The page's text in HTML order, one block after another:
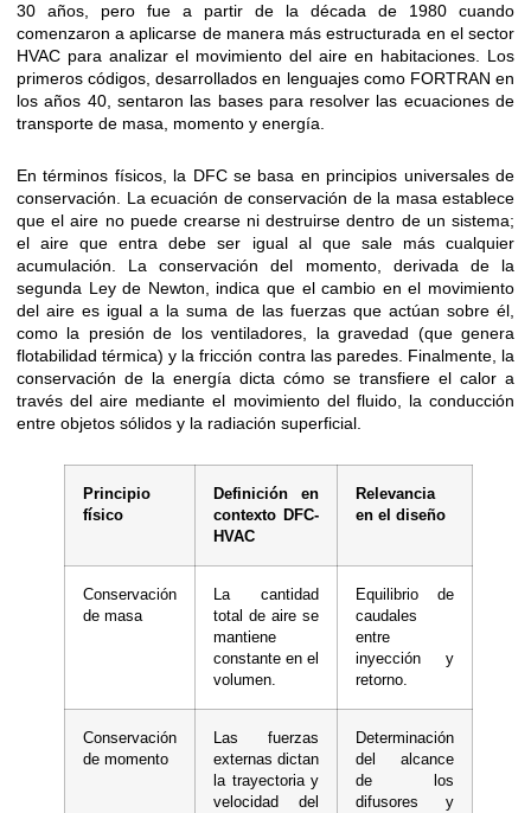
30 años, pero fue a partir de la década de 1980 cuando
comenzaron a aplicarse de manera más estructurada en el sector
HVAC para analizar el movimiento del aire en habitaciones. Los
primeros códigos, desarrollados en lenguajes como FORTRAN en
los años 40, sentaron las bases para resolver las ecuaciones de
transporte de masa, momento y energía.
En términos físicos, la DFC se basa en principios universales de
conservación. La ecuación de conservación de la masa establece
que el aire no puede crearse ni destruirse dentro de un sistema;
el aire que entra debe ser igual al que sale más cualquier
acumulación. La conservación del momento, derivada de la
segunda Ley de Newton, indica que el cambio en el movimiento
del aire es igual a la suma de las fuerzas que actúan sobre él,
como la presión de los ventiladores, la gravedad (que genera
flotabilidad térmica) y la fricción contra las paredes. Finalmente, la
conservación de la energía dicta cómo se transfiere el calor a
través del aire mediante el movimiento del fluido, la conducción
entre objetos sólidos y la radiación superficial.
Principio
físico
Definición en
contexto DFC-
HVAC
Relevancia
en el diseño
Conservación
de masa
La cantidad
total de aire se
mantiene
constante en el
volumen.
Equilibrio de
caudales
entre
inyección y
retorno.
Conservación
de momento
Las fuerzas
externas dictan
la trayectoria y
velocidad del
Determinación
del alcance
de los
difusores y